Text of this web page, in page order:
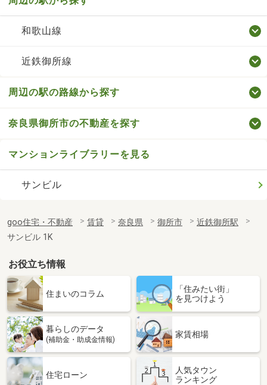
和歌山線
近鉄御所線
周辺の駅の路線から探す
奈良県御所市の不動産を探す
マンションライブラリーを見る
サンビル
goo住宅・不動産 賃貸 奈良県 御所市
近鉄御所駅
サンビル 1K
お役立ち情報
住まいのコラム
「住みたい街」
を見つけよう
暮らしのデータ
(補助金・助成金情報)
家賃相場
住宅ローン
人気タウン
ランキング